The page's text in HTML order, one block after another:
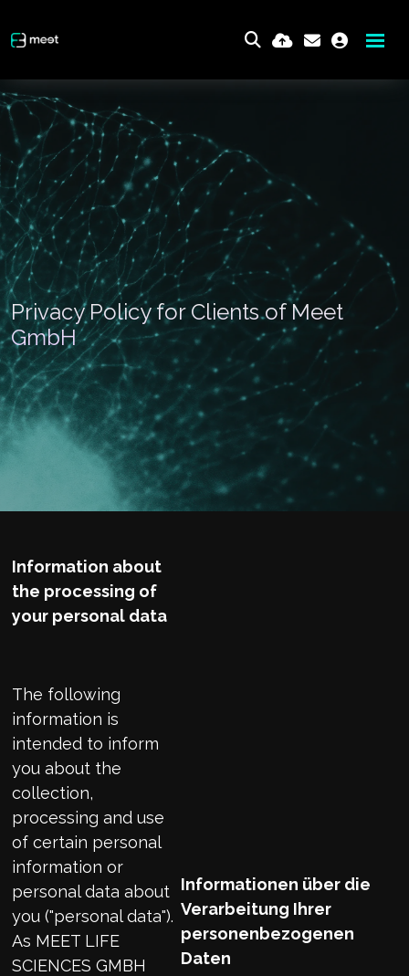
Privacy Policy for Clients of Meet
GmbH
Information about
the processing of
your personal data
The following
information is
intended to inform
you about the
collection,
processing and use
of certain personal
information or
personal data about
you ("personal data").
As MEET LIFE
SCIENCES GMBH
Informationen über die
Verarbeitung Ihrer
personenbezogenen
Daten